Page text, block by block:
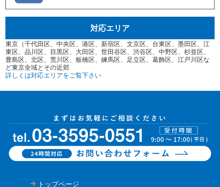
対応エリア
東京（千代田区、中央区、港区、新宿区、文京区、台東区、墨田区、江
東区、品川区、目黒区、大田区、世田谷区、渋谷区、中野区、杉並区、
豊島区、北区、荒川区、板橋区、練馬区、足立区、葛飾区、江戸川区な
ど東京全域とその近郊
詳しくは対応エリアをご覧下さい
トップページ